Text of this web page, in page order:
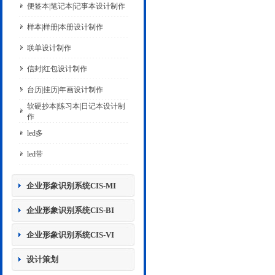
便签本|笔记本|记事本设计制作
样本|样册|本册设计制作
联单设计制作
信封|红包设计制作
台历|挂历|年画设计制作
软硬抄本|练习本|日记本设计制
作
led多
led带
企业形象识别系统CIS-MI
企业形象识别系统CIS-BI
企业形象识别系统CIS-VI
设计策划